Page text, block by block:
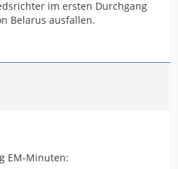
im ersten Durchgang
Belarus ausfallen.
EM-Minuten: